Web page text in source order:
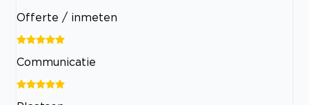
Offerte / inmeten
Communicatie